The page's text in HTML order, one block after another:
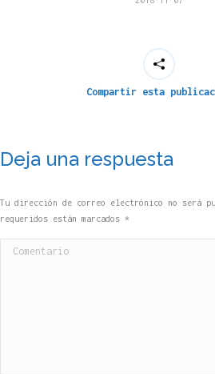
Compartir esta
Deja una respuesta
Tu dirección de correo electrónico no será
requeridos están marcados *
Comentario